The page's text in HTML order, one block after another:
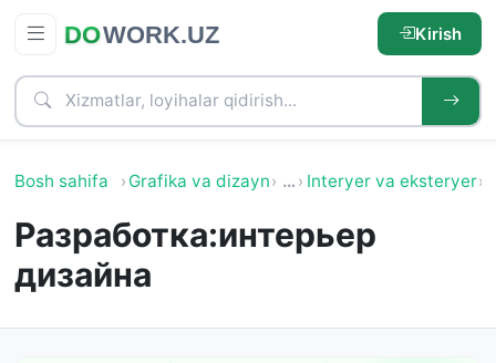
Kirish
Bosh sahifa Grafika va dizayn … Interyer va eksteryer
Разработка:интерьер
дизайна